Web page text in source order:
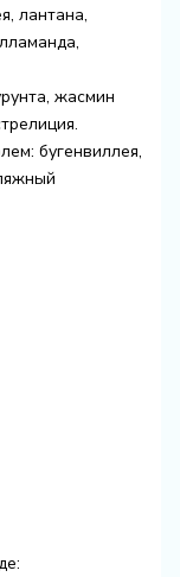
лантана,
жасмин
бугенвиллея,